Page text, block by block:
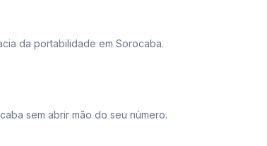
da portabilidade em Sorocaba.
sem abrir mão do seu número.